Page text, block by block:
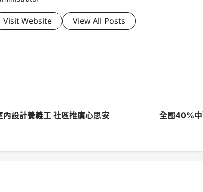
Visit Website View All Posts
設計養義工 社區推廣心思安
全國40%中